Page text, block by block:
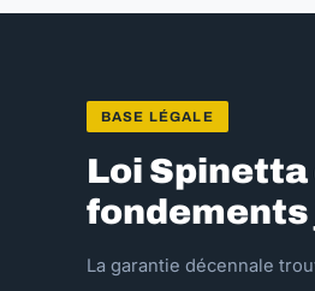
BASE LÉGALE
Loi Spinetta
La garantie décennale